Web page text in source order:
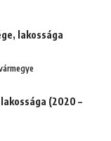
lakossága
(2020 –